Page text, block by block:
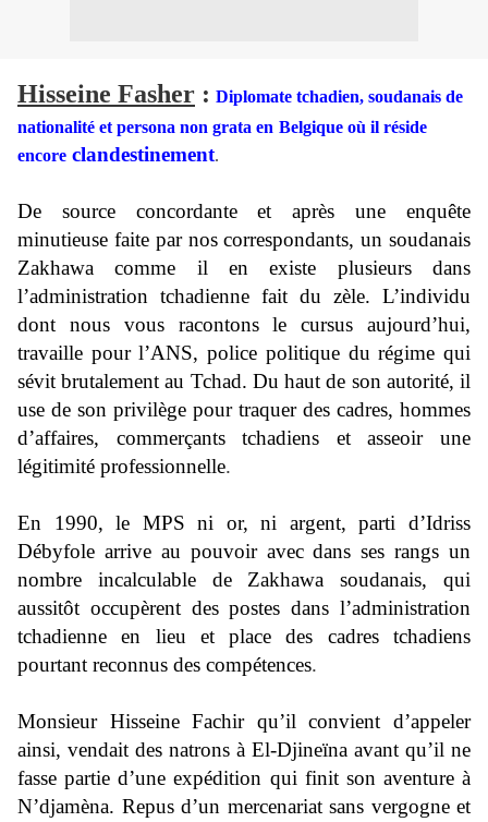
Hisseine Fasher : Diplomate tchadien, soudanais de
nationalité et persona non grata en Belgique où il réside
encore clandestinement.
De source concordante et après une enquête
minutieuse faite par nos correspondants, un soudanais
Zakhawa comme il en existe plusieurs dans
l’administration tchadienne fait du zèle. L’individu
dont nous vous racontons le cursus aujourd’hui,
travaille pour l’ANS, police politique du régime qui
sévit brutalement au Tchad. Du haut de son autorité, il
use de son privilège pour traquer des cadres, hommes
d’affaires, commerçants
tchadiens et asseoir une
légitimité professionnelle.
En 1990, le MPS ni or, ni argent, parti d’Idriss
Débyfole arrive au pouvoir avec dans ses rangs un
nombre incalculable de Zakhawa soudanais, qui
aussitôt occupèrent des postes dans l’administration
tchadienne en lieu et place des cadres tchadiens
pourtant reconnus des compétences.
Monsieur Hisseine Fachir qu’il convient d’appeler
ainsi, vendait des natrons à El-Djineïna avant qu’il ne
fasse partie d’une expédition qui finit son aventure à
N’djamèna. Repus d’un mercenariat sans vergogne et